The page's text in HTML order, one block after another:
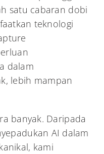
satu cabaran dobi
teknologi
dalam
lebih mampan
banyak. Daripada
AI dalam
kami